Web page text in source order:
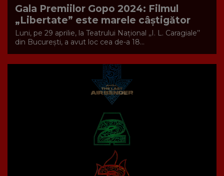
Gala Premiilor Gopo 2024: Filmul
„Libertate” este marele câștigător
Luni, pe 29 aprilie, la Teatrului Național ,,I. L. Caragiale’’
din București, a avut loc cea de-a 18...